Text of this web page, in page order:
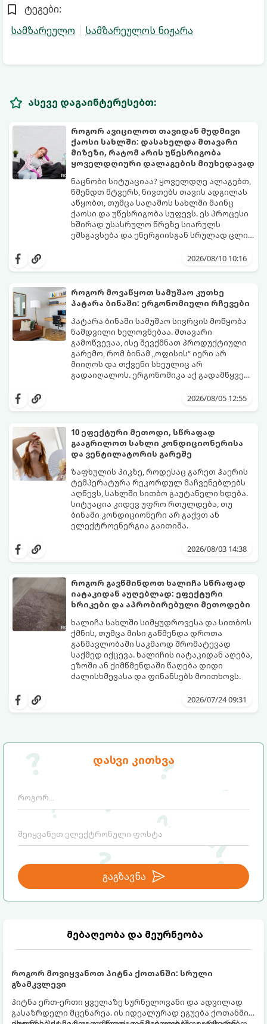
დასვი კითხვა
გაგზავნა
მებაღეობა და მეურნეობა
როგორ მოვიყვანოთ პიტნა ქოთანში: სრული
გზამკვლევი
პიტნა ერთ-ერთი ყველაზე სურნელოვანი და ადვილად
გასაზრდელი მცენარეა. ის იდეალურად ეგუება ქოთანში
ტეგები:
სამზარეულო
სამზარეულოს ნიჟარა
ასევე დაგაინტერესებთ:
როგორ ავიცილოთ თავიდან მუდმივი
ქაოსი სახლში: დასახელდა მთავარი
მიზეზი, რატომ არის უწესრიგობა
ყოველდღიური დალაგების მიუხედავად
ნაცნობი სიტუაციაა? ყოველდღე ალაგებთ,
წმენდთ მტვერს, ნივთებს თავის ადგილას
აწყობთ, თუმცა საღამოს სახლში მაინც
ქაოსი და უწესრიგობა სუფევს. ეს პროცესი
ხშირად უსასრულო წრეზე სიარულს
ემსგავსება და ენერგიისგან სრულად ცლის
ექსპერტები ასახელებენ მთავარ მიზეზს,
სამუდამოდ მოსაგვარებლად:
2026/08/10 10:16
როგორ მოვაწყოთ სამუშაო კუთხე
პატარა ბინაში: ერგონომიული რჩევები
პატარა ბინაში სამუშაო სივრცის მოწყობა
ნამდვილი ხელოვნებაა. მთავარი
გამოწვევაა, ისე შევქმნათ პროდუქტიული
გარემო, რომ ბინამ „ოფისის“ იერი არ
მიიღოს და თქვენი სხეულიც არ
გადაიღალოს. ერგონომიკა აქ გადამწყვეტ
2026/08/05 12:55
10 ეფექტური მეთოდი, სწრაფად
გააგრილოთ სახლი კონდიციონერისა
და ვენტილატორის გარეშე
ზაფხულის პიკზე, როდესაც გარეთ ჰაერის
ტემპერატურა რეკორდულ მაჩვენებლებს
აღწევს, სახლში სითბო გაუტანელი ხდება.
სიტუაცია კიდევ უფრო რთულდება, თუ
ბინაში კონდიციონერი არ გაქვთ ან
ელექტროენერგია გაითიშა.
კანონები და გამოცდილი ყოფითი ხრიკები,
სასიამოვნო სიგრილე სპეციალური
ტექნიკის გარეშეც.
გთავაზობთ 10 საუკეთესო და
ხელმისაწვდომ მეთოდს:
2026/08/03 14:38
როგორ გავწმინდოთ ხალიჩა სწრაფად
იატაკიდან აუღებლად: ეფექტური
ხრიკები და აპრობირებული მეთოდები
ხალიჩა სახლში სიმყუდროვესა და სითბოს
ქმნის, თუმცა მისი გაწმენდა დროთა
განმავლობაში საკმაოდ შრომატევად
საქმედ იქცევა. ხალიჩის იატაკიდან აღება,
ეზოში ან ქიმწმენდაში წაღება დიდი
ძალისხმევასა და ფინანსებს მოითხოვს.
ეფექტური, ბიუჯეტური და აპრობირებული
სიახლის დაბრუნებას.
2026/07/24 09:31